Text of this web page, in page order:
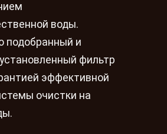
воды.
подобранный и
фильтр
эффективной
очистки на